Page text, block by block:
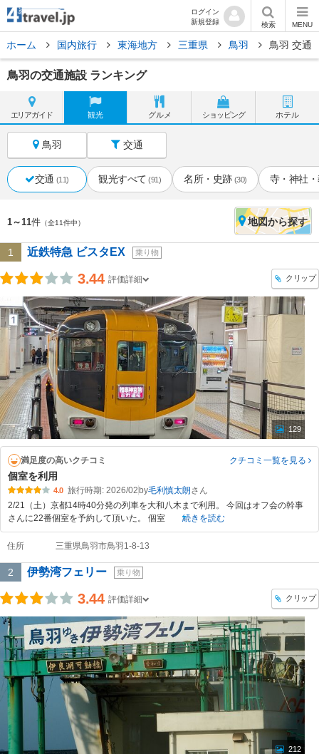
ログイン
新規登録
検索 MENU
ホーム 国内旅行 東海地方 三重県 鳥羽 鳥羽 交通
鳥羽の交通施設 ランキング
エリアガイド 観光 グルメ ショッピング ホテル
鳥羽 交通
交通 (11) 観光すべて (91) 名所・史跡 (30) 寺・神社
1～11件 （全11件中） 地図から探す
1 近鉄特急 ビスタEX 乗り物
3.44 評価詳細 クリップ
129
満足度の高いクチコミ クチコミ一覧を見る
個室を利用
4.0 旅行時期: 2026/02 by毛利慎太朗
2/21（土）京都14時40分発の列車を大和八木まで利用。 今回はオフ会の幹事
さんに22番個室を予約して頂いた。 個室
続きを読む
住所 三重県鳥羽市鳥羽1-8-13
2 伊勢湾フェリー 乗り物
3.44 評価詳細 クリップ
212